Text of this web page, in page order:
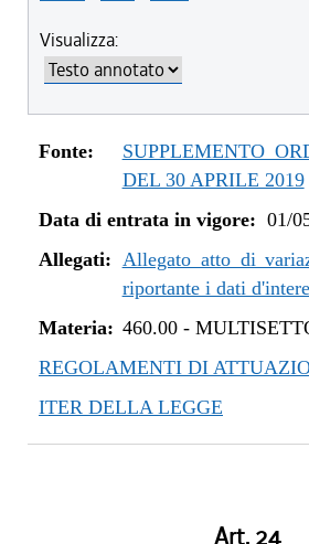
dal 12/08/2021 al 05/11/2021
dal 26/02/2021 al 11/08/2021
dal 02/07/2020 al 25/02/2021
dal 01/01/2020 al 01/07/2020
dal 07/11/2019 al 31/12/2019
dal 01/05/2019 al 10/07/2019
Visualizza:
Fonte:
SUPPLEMENTO
DEL 30 APRILE 2019
Data di entrata in vigore: 01/
Allegati: Allegato atto di
riportante i dati
Materia: 460.00-
REGOLAMENTI DI
ITER DELLA LEGGE
Art. 24